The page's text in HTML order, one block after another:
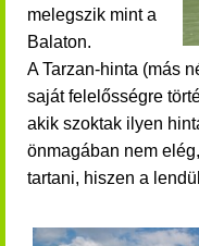
melegszik mint a
Balaton.
A Tarzan-hinta (más
saját felelősségre
akik szoktak ilyen
önmagában nem
tartani, hiszen a